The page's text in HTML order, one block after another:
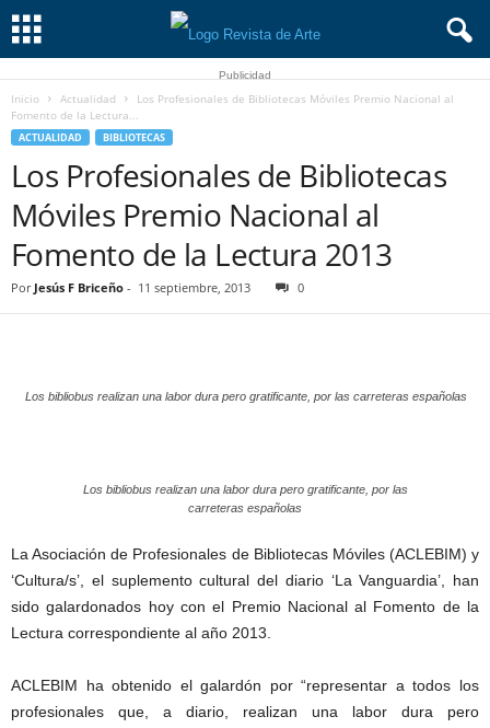
Publicidad
Inicio Actualidad
Los Profesionales de Bibliotecas Móviles Premio Nacional al
Fomento de la Lectura...
ACTUALIDAD BIBLIOTECAS
Los Profesionales de Bibliotecas
Móviles Premio Nacional al
Fomento de la Lectura 2013
Por Jesús F Briceño - 11 septiembre, 2013 0
Los bibliobus realizan una labor dura pero gratificante, por las carreteras españolas
Los bibliobus realizan una labor dura pero gratificante, por las
carreteras españolas
La Asociación de Profesionales de Bibliotecas Móviles (ACLEBIM) y
‘Cultura/s’, el suplemento cultural del diario ‘La Vanguardia’, han
sido galardonados hoy con el Premio Nacional al Fomento de la
Lectura correspondiente al año 2013.
ACLEBIM ha obtenido el galardón por “representar a todos los
profesionales que, a diario, realizan una labor dura pero